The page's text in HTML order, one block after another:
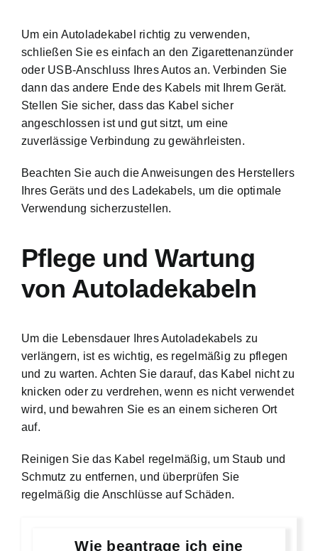
Um ein Autoladekabel richtig zu verwenden,
schließen Sie es einfach an den Zigarettenanzünder
oder USB-Anschluss Ihres Autos an. Verbinden Sie
dann das andere Ende des Kabels mit Ihrem Gerät.
Stellen Sie sicher, dass das Kabel sicher
angeschlossen ist und gut sitzt, um eine
zuverlässige Verbindung zu gewährleisten.
Beachten Sie auch die Anweisungen des Herstellers
Ihres Geräts und des Ladekabels, um die optimale
Verwendung sicherzustellen.
Pflege und Wartung
von Autoladekabeln
Um die Lebensdauer Ihres Autoladekabels zu
verlängern, ist es wichtig, es regelmäßig zu pflegen
und zu warten. Achten Sie darauf, das Kabel nicht zu
knicken oder zu verdrehen, wenn es nicht verwendet
wird, und bewahren Sie es an einem sicheren Ort
auf.
Reinigen Sie das Kabel regelmäßig, um Staub und
Schmutz zu entfernen, und überprüfen Sie
regelmäßig die Anschlüsse auf Schäden.
Wie beantrage ich eine